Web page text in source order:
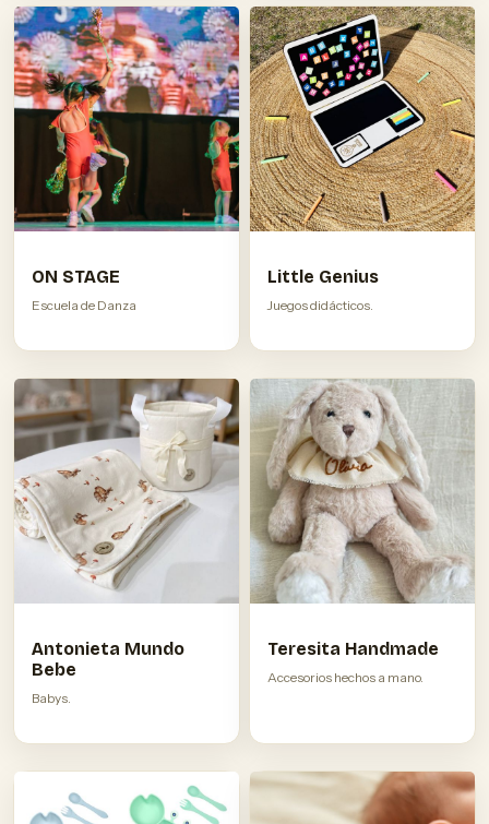
ON STAGE
Escuela de Danza
Little Genius
Juegos didácticos.
Antonieta Mundo
Bebe
Babys.
Teresita Handmade
Accesorios hechos a mano.